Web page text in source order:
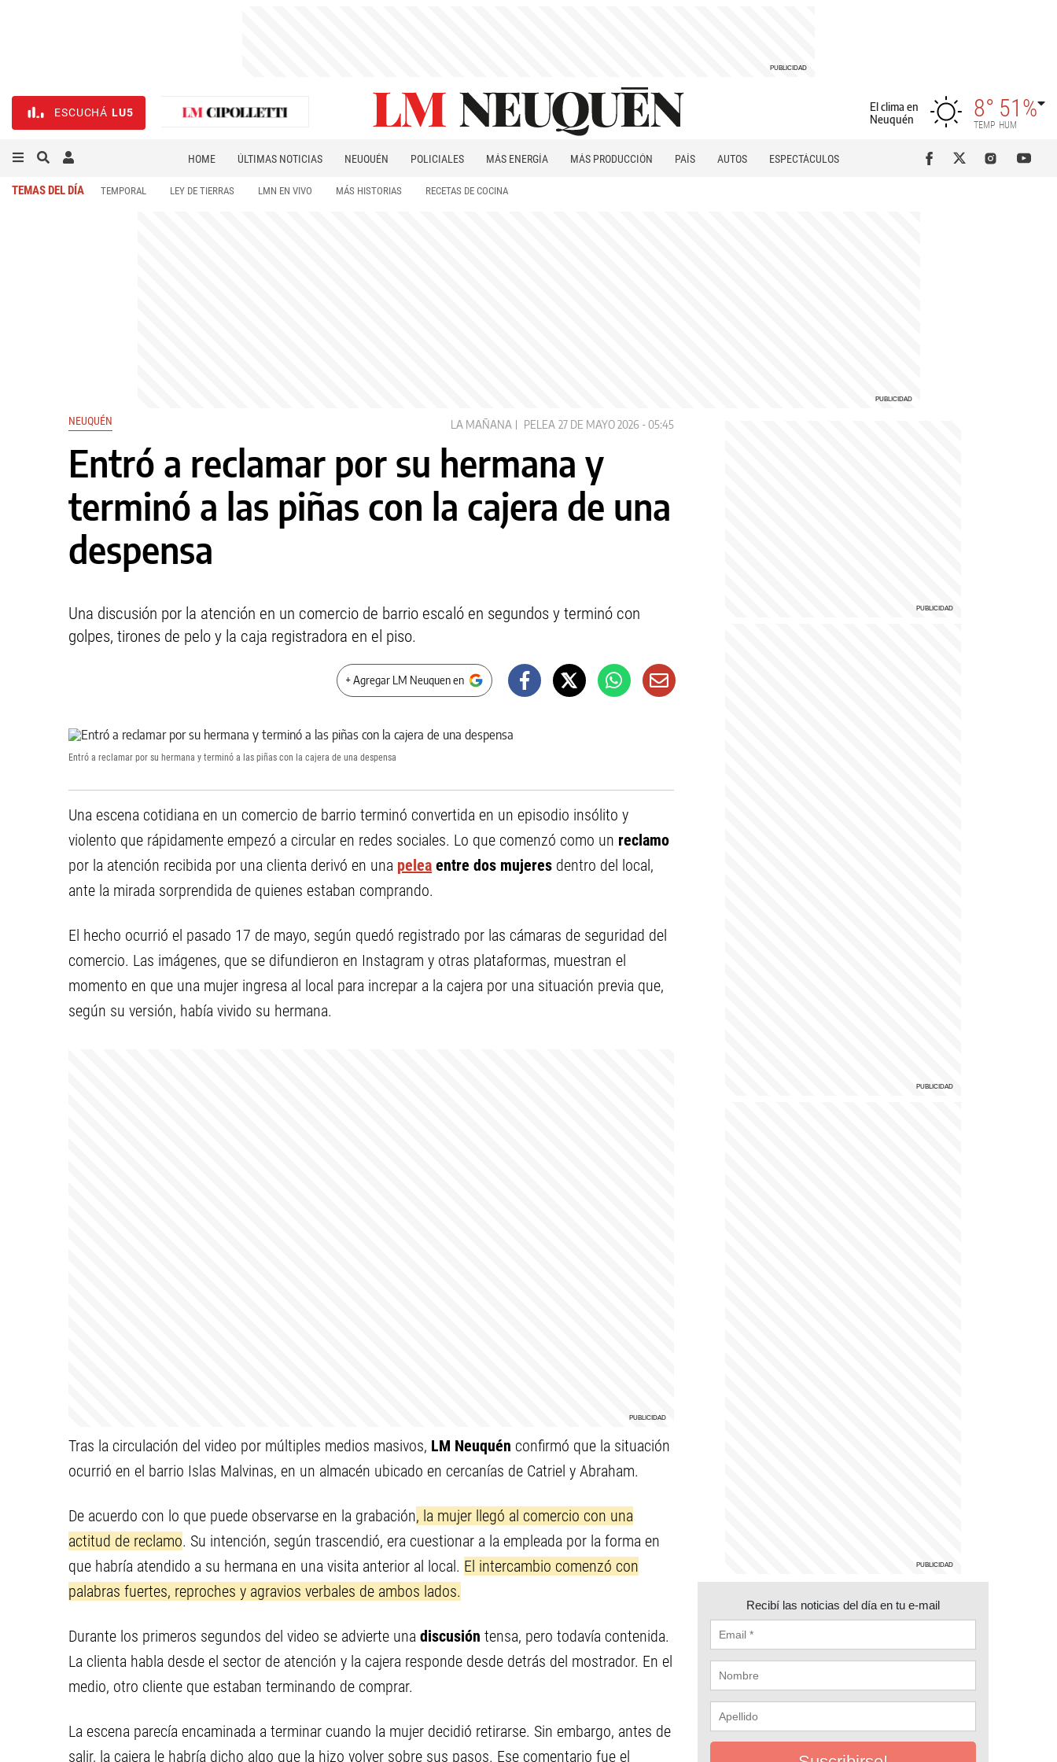
ESCUCHÁ LU5
El clima en
Neuquén
8°
TEMP
51%
HUM
HOME ÚLTIMAS NOTICIAS NEUQUÉN POLICIALES MÁS ENERGÍA MÁS PRODUCCIÓN PAÍS AUTOS
ESPECTÁCULOS
TEMAS DEL DÍA TEMPORAL LEY DE TIERRAS LMN EN VIVO MÁS HISTORIAS RECETAS DE COCINA
NEUQUÉN LA MAÑANA PELEA 27 DE MAYO 2026 - 05:45
Entró a reclamar por su hermana y
terminó a las piñas con la cajera de una
despensa
Una discusión por la atención en un comercio de barrio escaló en segundos y terminó con
golpes, tirones de pelo y la caja registradora en el piso.
+ Agregar LM Neuquen en
Entró a reclamar por su hermana y terminó a las piñas con la cajera de una despensa
Una escena cotidiana en un comercio de barrio terminó convertida en un episodio insólito y
violento que rápidamente empezó a circular en redes sociales. Lo que comenzó como un reclamo
por la atención recibida por una clienta derivó en una pelea entre dos mujeres dentro del local,
ante la mirada sorprendida de quienes estaban comprando.
El hecho ocurrió el pasado 17 de mayo, según quedó registrado por las cámaras de seguridad del
comercio. Las imágenes, que se difundieron en Instagram y otras plataformas, muestran el
momento en que una mujer ingresa al local para increpar a la cajera por una situación previa que,
según su versión, había vivido su hermana.
Tras la circulación del video por múltiples medios masivos, LM Neuquén confirmó que la situación
ocurrió en el barrio Islas Malvinas, en un almacén ubicado en cercanías de Catriel y Abraham.
De acuerdo con lo que puede observarse en la grabación, la mujer llegó al comercio con una
actitud de reclamo. Su intención, según trascendió, era cuestionar a la empleada por la forma en
que habría atendido a su hermana en una visita anterior al local. El intercambio comenzó con
palabras fuertes, reproches y agravios verbales de ambos lados.
Durante los primeros segundos del video se advierte una discusión tensa, pero todavía contenida.
La clienta habla desde el sector de atención y la cajera responde desde detrás del mostrador. En el
medio, otro cliente que estaban terminando de comprar.
La escena parecía encaminada a terminar cuando la mujer decidió retirarse. Sin embargo, antes de
salir, la cajera le habría dicho algo que la hizo volver sobre sus pasos. Ese comentario fue el
Recibí las noticias del día en tu e-mail